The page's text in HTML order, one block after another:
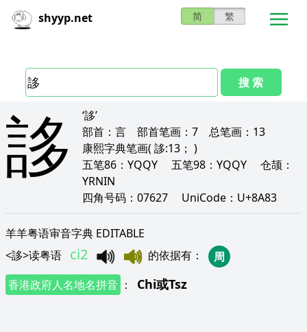
shyyp.net 简 繁
搜 索
誃
‘誃’
部首： 言 部首笔画： 7 总笔画： 13
康熙字典笔画( 誃:13； )
五笔86： YQQY 五笔98： YQQY 仓颉：
YRNIN
四角号码： 07627 UniCode： U+8A83
羊羊粤语审音字典 EDITABLE
<誃>读粤语 ci2 的依据有 ：
周
香港政府人名地名拼音 ： Chi或Tsz